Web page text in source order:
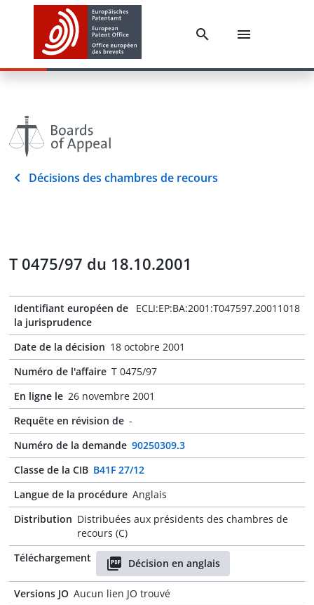
Décisions des chambres de recours
T 0475/97 du 18.10.2001
Identifiant européen de
la jurisprudence
ECLI:EP:BA:2001:T047597.20011018
Date de la décision 18 octobre 2001
Numéro de l'affaire T 0475/97
En ligne le 26 novembre 2001
Requête en révision de -
Numéro de la demande 90250309.3
Classe de la CIB B41F 27/12
Langue de la procédure Anglais
Distribution Distribuées aux présidents des chambres de
recours (C)
Téléchargement
Décision en anglais
Versions JO Aucun lien JO trouvé